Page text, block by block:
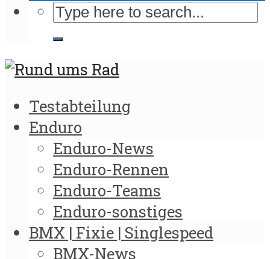
Testabteilung
Enduro
Enduro-News
Enduro-Rennen
Enduro-Teams
Enduro-sonstiges
BMX | Fixie | Singlespeed
BMX-News